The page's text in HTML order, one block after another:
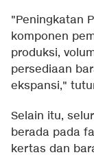
"Peningkatan
komponen
produksi,
persediaan
ekspansi,"
Selain itu,
berada pada
kertas dan